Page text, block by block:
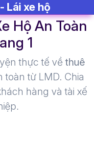
Lái xe hộ
Hộ An Toàn
1​
thực tế về thuê
toàn từ LMD. Chia
hàng và tài xế